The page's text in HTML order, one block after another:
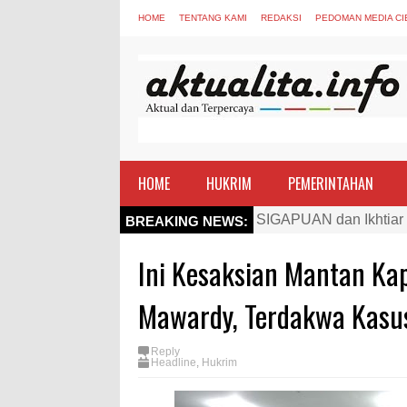
HOME TENTANG KAMI REDAKSI PEDOMAN MEDIA
HOME HUKRIM PEMERINTAHAN
BREAKING NEWS:
Kapolres Bima Beri
Staf Ahli Tekankan
Satpolairud Polres
Perkuat Soliditas-
Nobar Piala Dunia
Ini Kesaksian Mantan
Mawardy, Terdakwa
Reply
Headline, Hukrim